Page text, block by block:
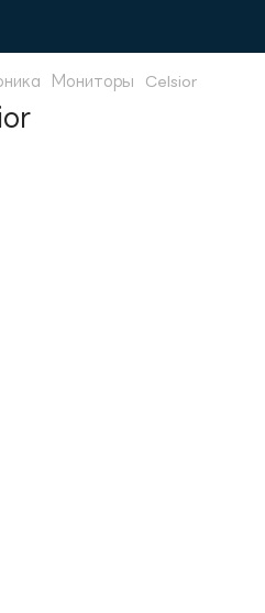
Мониторы Celsior